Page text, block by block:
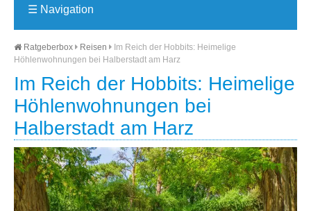
☰ Navigation
Ratgeberbox Reisen
Im Reich der Hobbits: Heimelige
Höhlenwohnungen bei Halberstadt am Harz
Im Reich der Hobbits: Heimelige
Höhlenwohnungen bei
Halberstadt am Harz